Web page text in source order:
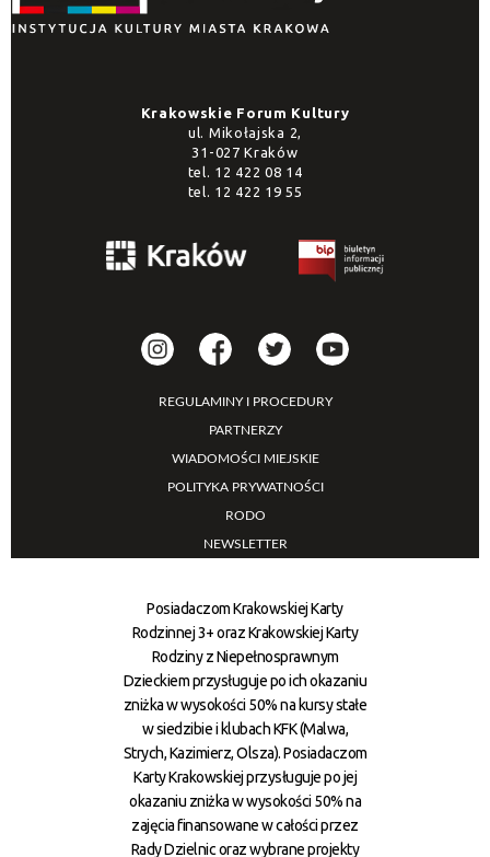
Krakowskie Forum Kultury
ul. Mikołajska 2,
31-027 Kraków
tel. 12 422 08 14
tel. 12 422 19 55
REGULAMINY I PROCEDURY
PARTNERZY
WIADOMOŚCI MIEJSKIE
POLITYKA PRYWATNOŚCI
RODO
NEWSLETTER
Posiadaczom Krakowskiej Karty
Rodzinnej 3+ oraz Krakowskiej Karty
Rodziny z Niepełnosprawnym
Dzieckiem przysługuje po ich okazaniu
zniżka w wysokości 50% na kursy stałe
w siedzibie i klubach KFK (Malwa,
Strych, Kazimierz, Olsza). Posiadaczom
Karty Krakowskiej przysługuje po jej
okazaniu zniżka w wysokości 50% na
zajęcia finansowane w całości przez
Rady Dzielnic oraz wybrane projekty